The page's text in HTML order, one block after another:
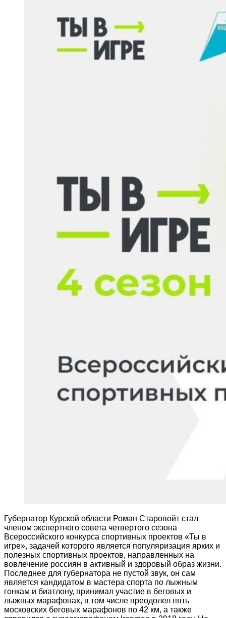
Губернатор Курской области Роман Старовойт стал
членом экспертного совета четвертого сезона
Всероссийского конкурса спортивных проектов «Ты в
игре», задачей которого является популяризация ярких и
полезных спортивных проектов, направленных на
вовлечение россиян в активный и здоровый образ жизни.
Последнее для губернатора не пустой звук, он сам
является кандидатом в мастера спорта по лыжным
гонкам и биатлону, принимал участие в беговых и
лыжных марафонах, в том числе преодолел пять
московских беговых марафонов по 42 км, а также